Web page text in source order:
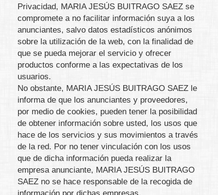
Privacidad, MARIA JESÚS BUITRAGO SAEZ se
compromete a no facilitar información suya a los
anunciantes, salvo datos estadísticos anónimos
sobre la utilización de la web, con la finalidad de
que se pueda mejorar el servicio y ofrecer
productos conforme a las expectativas de los
usuarios.
No obstante, MARIA JESÚS BUITRAGO SAEZ le
informa de que los anunciantes y proveedores,
por medio de cookies, pueden tener la posibilidad
de obtener información sobre usted, los usos que
hace de los servicios y sus movimientos a través
de la red. Por no tener vinculación con los usos
que de dicha información pueda realizar la
empresa anunciante, MARIA JESÚS BUITRAGO
SAEZ no se hace responsable de la recogida de